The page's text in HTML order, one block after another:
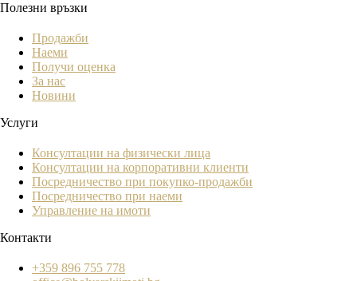
Полезни връзки
Продажби
Наеми
Получи оценка
За нас
Новини
Услуги
Консултации на физически лица
Консултации на корпоративни клиенти
Посредничество при покупко-продажби
Посредничество при наеми
Управление на имоти
Контакти
+359 896 755 778